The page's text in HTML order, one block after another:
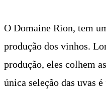
O Domaine Rion, tem
produção dos vinhos.
produção, eles colhem
única seleção das uvas